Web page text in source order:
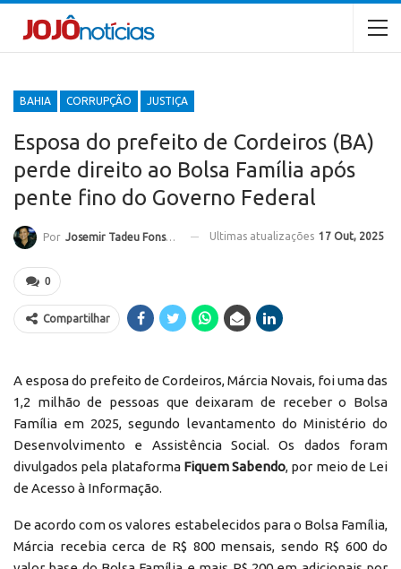
BAHIA CORRUPÇÃO JUSTIÇA
Esposa do prefeito de Cordeiros (BA)
perde direito ao Bolsa Família após
pente fino do Governo Federal
Por Josemir Tadeu Fonseca Ultimas atualizações 17 Out, 2025
0
Compartilhar
A esposa do prefeito de Cordeiros, Márcia Novais, foi uma das
1,2 milhão de pessoas que deixaram de receber o Bolsa
Família em 2025, segundo levantamento do Ministério do
Desenvolvimento e Assistência Social. Os dados foram
divulgados pela plataforma Fiquem Sabendo, por meio de Lei
de Acesso à Informação.
De acordo com os valores estabelecidos para o Bolsa Família,
Márcia recebia cerca de R$ 800 mensais, sendo R$ 600 do